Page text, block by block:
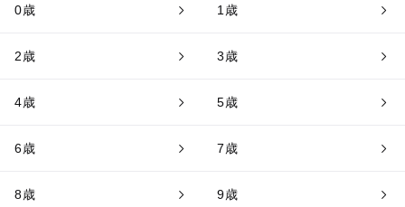
0歳 1歳
2歳 3歳
4歳 5歳
6歳 7歳
8歳 9歳